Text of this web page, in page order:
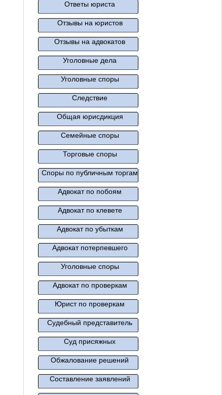
Ответы юриста
Отзывы на юристов
Отзывы на адвокатов
Уголовные дела
Уголовные споры
Следствие
Общая юрисдикция
Семейные споры
Торговые споры
Споры по публичным торгам
Адвокат по побоям
Адвокат по клевете
Адвокат по убыткам
Адвокат потерпевшего
Уголовные споры
Адвокат по проверкам
Юрист по проверкам
Судебный представитель
Суд присяжных
Обжалование решений
Составление заявлений